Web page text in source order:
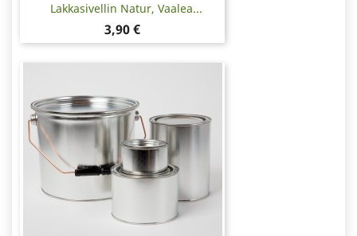
Lakkasivellin Natur, Vaalea...
Hinta
3,90 €